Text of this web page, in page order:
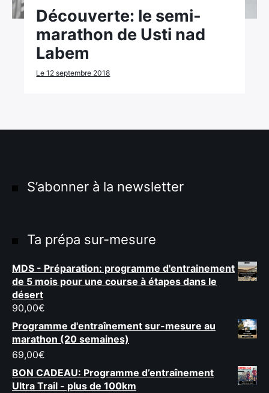
Découverte: le semi-
marathon de Usti nad
Labem
Le 12 septembre 2018
S’abonner à la newsletter
Ta prépa sur-mesure
MDS - Préparation: programme d'entrainement
de 5 mois pour une course à étapes dans le
désert
90,00€
Programme d'entraînement sur-mesure au
marathon (20 semaines)
69,00€
BON CADEAU: Programme d’entraînement
Ultra Trail - plus de 100km